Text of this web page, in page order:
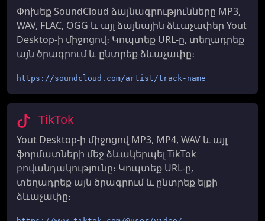
Փոխեք SoundCloud ձայնագրությունները MP3,
WAV, FLAC, OGG և այլ ձայնային ձևաչափեր Yout
Desktop-ի միջոցով։ Կոպտեք URL-ը, տեղադրեք
այն ծրագրում և ընտրեք ձևաչափը։
https://soundcloud.com/artist/track-name
TikTok
Yout Desktop-ի միջոցով MP3, MP4, WAV և այլ
ֆորմատների մեջ ձևակերպել TikTok
բովանդակությունը։ Կոպտեք URL-ը,
տեղադրեք այն ծրագրում և ընտրեք ելքի
ձևաչափը։